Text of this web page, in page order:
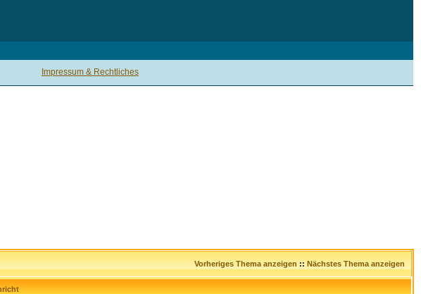
Vorheriges Thema anzeigen :: Nächstes Thema anzeigen
Impressum & Rechtliches